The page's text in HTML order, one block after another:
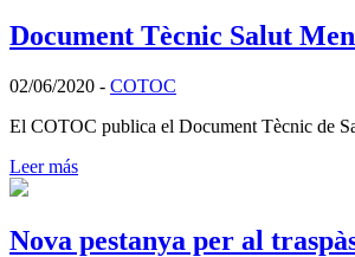
Document Tècnic Salut
02/06/2020 - COTOC
El COTOC publica el Document Tècnic de
Leer más
Nova pestanya per al